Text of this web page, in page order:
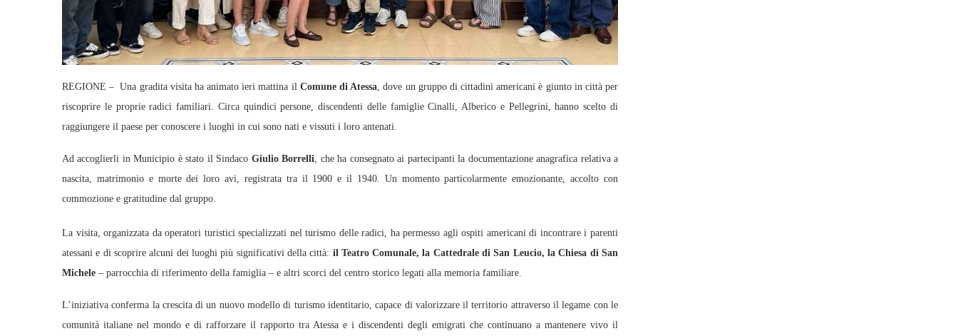
REGIONE – Una gradita visita ha animato ieri mattina il Comune di Atessa , dove un gruppo di cittadini americani è giunto in città per
riscoprire le proprie radici familiari. Circa quindici persone, discendenti delle famiglie Cinalli, Alberico e Pellegrini, hanno scelto di
raggiungere il paese per conoscere i luoghi in cui sono nati e vissuti i loro antenati.
Ad accoglierli in Municipio è stato il Sindaco Giulio Borrelli , che ha consegnato ai partecipanti la documentazione anagrafica relativa a
nascita, matrimonio e morte dei loro avi, registrata tra il 1900 e il 1940. Un momento particolarmente emozionante, accolto con
commozione e gratitudine dal gruppo.
La visita, organizzata da operatori turistici specializzati nel turismo delle radici, ha permesso agli ospiti americani di incontrare i parenti
atessani e di scoprire alcuni dei luoghi più significativi della città: il Teatro Comunale, la Cattedrale di San Leucio, la Chiesa di San
Michele – parrocchia di riferimento della famiglia – e altri scorci del centro storico legati alla memoria familiare.
L’iniziativa conferma la crescita di un nuovo modello di turismo identitario, capace di valorizzare il territorio attraverso il legame con le
comunità italiane nel mondo e di rafforzare il rapporto tra Atessa e i discendenti degli emigrati che continuano a mantenere vivo il